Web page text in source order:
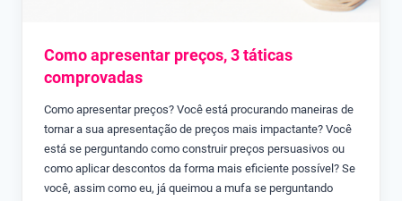
Como apresentar preços, 3 táticas
comprovadas
Como apresentar preços? Você está procurando maneiras de
tornar a sua apresentação de preços mais impactante? Você
está se perguntando como construir preços persuasivos ou
como aplicar descontos da forma mais eficiente possível? Se
você, assim como eu, já queimou a mufa se perguntando